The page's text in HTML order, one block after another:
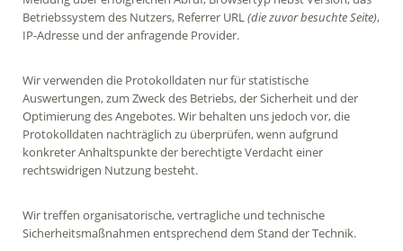
Betriebssystem des Nutzers, Referrer URL (die zuvor besuchte Seite),
IP-Adresse und der anfragende Provider.
Wir verwenden die Protokolldaten nur für statistische
Auswertungen, zum Zweck des Betriebs, der Sicherheit und der
Optimierung des Angebotes. Wir behalten uns jedoch vor, die
Protokolldaten nachträglich zu überprüfen, wenn aufgrund
konkreter Anhaltspunkte der berechtigte Verdacht einer
rechtswidrigen Nutzung besteht.
Wir treffen organisatorische, vertragliche und technische
Sicherheitsmaßnahmen entsprechend dem Stand der Technik.